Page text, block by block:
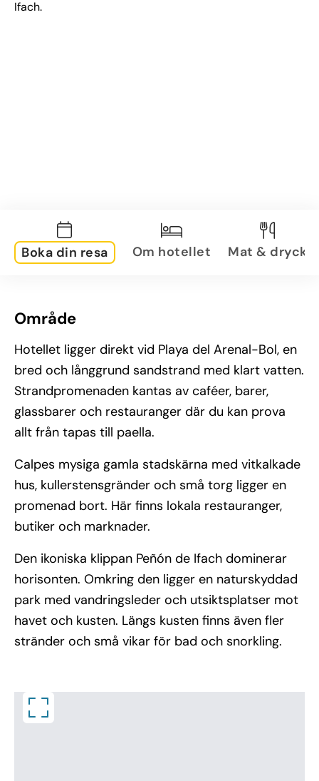
Ifach.
Boka din resa Om hotellet Mat & dryck
Område
Hotellet ligger direkt vid Playa del Arenal-Bol, en
bred och långgrund sandstrand med klart vatten.
Strandpromenaden kantas av caféer, barer,
glassbarer och restauranger där du kan prova
allt från tapas till paella.
Calpes mysiga gamla stadskärna med vitkalkade
hus, kullerstensgränder och små torg ligger en
promenad bort. Här finns lokala restauranger,
butiker och marknader.
Den ikoniska klippan Peñón de Ifach dominerar
horisonten. Omkring den ligger en naturskyddad
park med vandringsleder och utsiktsplatser mot
havet och kusten. Längs kusten finns även fler
stränder och små vikar för bad och snorkling.